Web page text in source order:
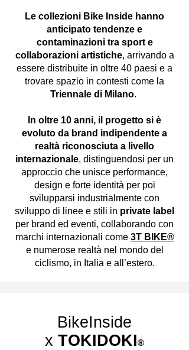
Le collezioni Bike Inside hanno
anticipato tendenze e
contaminazioni tra sport e
collaborazioni artistiche, arrivando a
essere distribuite in oltre 40 paesi e a
trovare spazio in contesti come la
Triennale di Milano.
In oltre 10 anni, il progetto si è
evoluto da brand indipendente a
realtà riconosciuta a livello
internazionale, distinguendosi per un
approccio che unisce performance,
design e forte identità per poi
svilupparsi industrialmente con
sviluppo di linee e stili in private label
per brand ed eventi, collaborando con
marchi internazionali come 3T BIKE®
e numerose realtà nel mondo del
ciclismo, in Italia e all’estero.
BikeInside
x TOKIDOKI®